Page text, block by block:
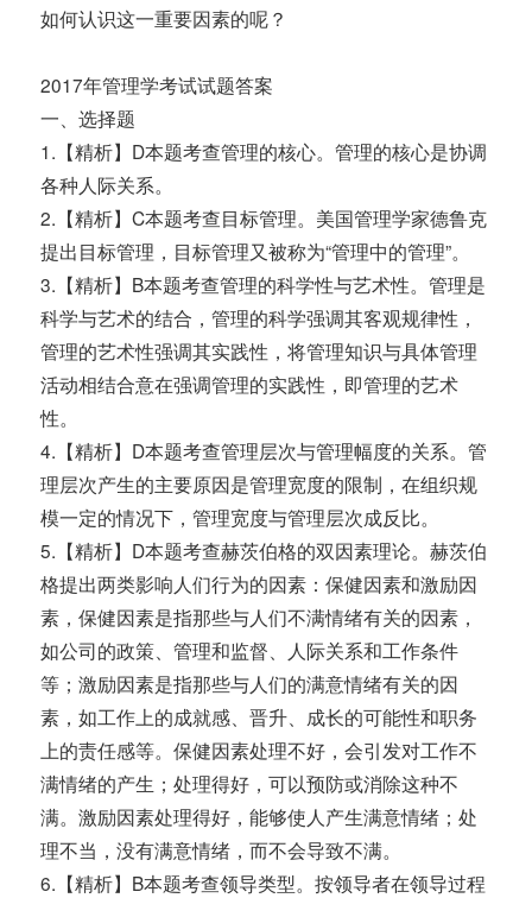
如何认识这一重要因素的呢？
2017年管理学考试试题答案
一、选择题
1.【精析】D本题考查管理的核心。管理的核心是协调
各种人际关系。
2.【精析】C本题考查目标管理。美国管理学家德鲁克
提出目标管理，目标管理又被称为“管理中的管理”。
3.【精析】B本题考查管理的科学性与艺术性。管理是
科学与艺术的结合，管理的科学强调其客观规律性，
管理的艺术性强调其实践性，将管理知识与具体管理
活动相结合意在强调管理的实践性，即管理的艺术
性。
4.【精析】D本题考查管理层次与管理幅度的关系。管
理层次产生的主要原因是管理宽度的限制，在组织规
模一定的情况下，管理宽度与管理层次成反比。
5.【精析】D本题考查赫茨伯格的双因素理论。赫茨伯
格提出两类影响人们行为的因素：保健因素和激励因
素，保健因素是指那些与人们不满情绪有关的因素，
如公司的政策、管理和监督、人际关系和工作条件
等；激励因素是指那些与人们的满意情绪有关的因
素，如工作上的成就感、晋升、成长的可能性和职务
上的责任感等。保健因素处理不好，会引发对工作不
满情绪的产生；处理得好，可以预防或消除这种不
满。激励因素处理得好，能够使人产生满意情绪；处
理不当，没有满意情绪，而不会导致不满。
6.【精析】B本题考查领导类型。按领导者在领导过程